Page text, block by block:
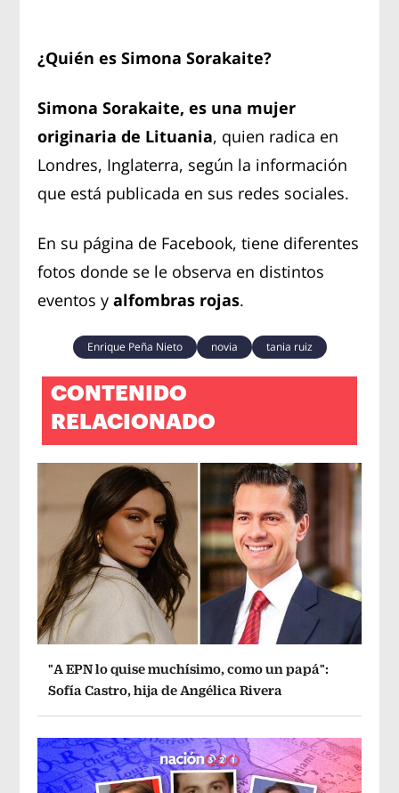
¿Quién es Simona Sorakaite?
Simona Sorakaite, es una mujer
originaria de Lituania, quien radica en
Londres, Inglaterra, según la información
que está publicada en sus redes sociales.
En su página de Facebook, tiene diferentes
fotos donde se le observa en distintos
eventos yalfombras rojas.
Enrique Peña Nieto novia tania ruiz
CONTENIDO
RELACIONADO
"A EPN lo quise muchísimo, como un papá":
Sofía Castro, hija de Angélica Rivera